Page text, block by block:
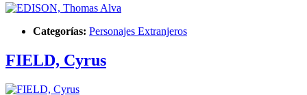
Categorías: Personajes Extranjeros
FIELD, Cyrus